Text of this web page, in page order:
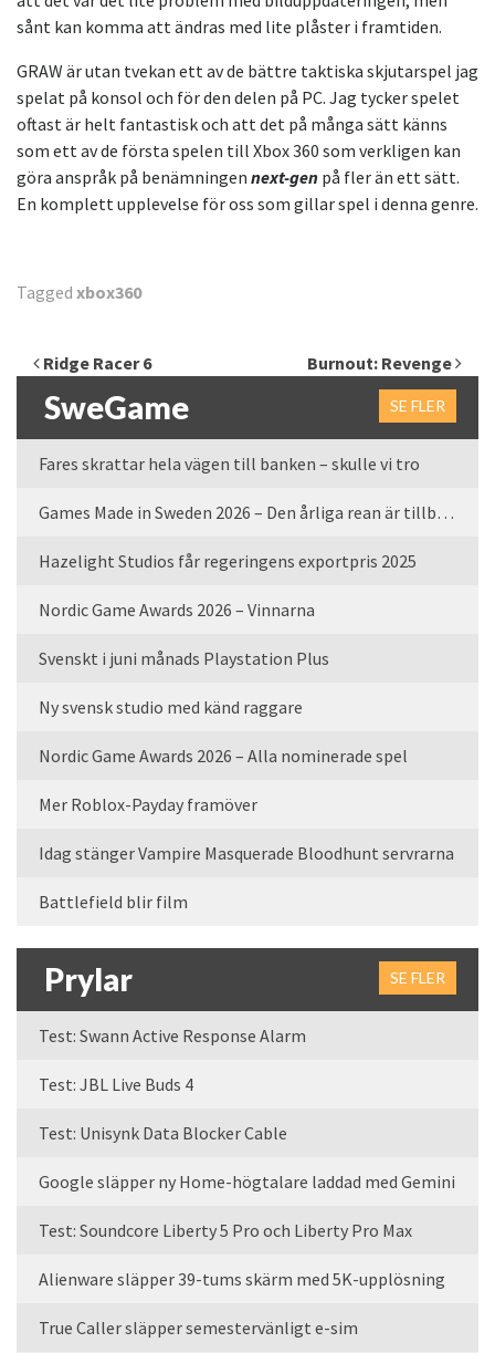
sånt kan komma att ändras med lite plåster i framtiden.
GRAW är utan tvekan ett av de bättre taktiska skjutarspel jag
spelat på konsol och för den delen på PC. Jag tycker spelet
oftast är helt fantastisk och att det på många sätt känns
som ett av de första spelen till Xbox 360 som verkligen kan
göra anspråk på benämningen next-gen på fler än ett sätt.
En komplett upplevelse för oss som gillar spel i denna genre.
Tagged xbox360
Inläggsnavigering
Ridge Racer 6 Burnout: Revenge
SweGame SE FLER
Fares skrattar hela vägen till banken – skulle vi tro
Games Made in Sweden 2026 – Den årliga rean är tillbaka
Hazelight Studios får regeringens exportpris 2025
Nordic Game Awards 2026 – Vinnarna
Svenskt i juni månads Playstation Plus
Ny svensk studio med känd raggare
Nordic Game Awards 2026 – Alla nominerade spel
Mer Roblox-Payday framöver
Idag stänger Vampire Masquerade Bloodhunt servrarna
Battlefield blir film
Prylar SE FLER
Test: Swann Active Response Alarm
Test: JBL Live Buds 4
Test: Unisynk Data Blocker Cable
Google släpper ny Home-högtalare laddad med Gemini
Test: Soundcore Liberty 5 Pro och Liberty Pro Max
Alienware släpper 39-tums skärm med 5K-upplösning
True Caller släpper semestervänligt e-sim